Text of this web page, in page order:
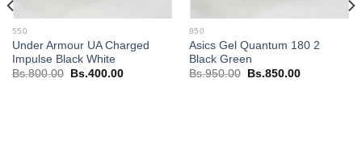
550
Under Armour UA Charged
Impulse Black White
Bs.800.00
El
Bs.400.00El
850
Asics Gel Quantum 180 2
Black Green
Bs.950.00
El
Bs.850.00El